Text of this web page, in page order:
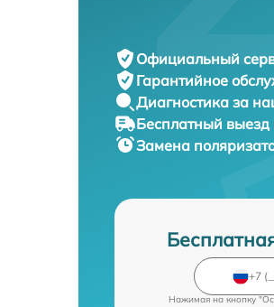
Официальный
Гарантийное
Диагностика за
Бесплатный выезд
Замена
Нажимая на кнопку